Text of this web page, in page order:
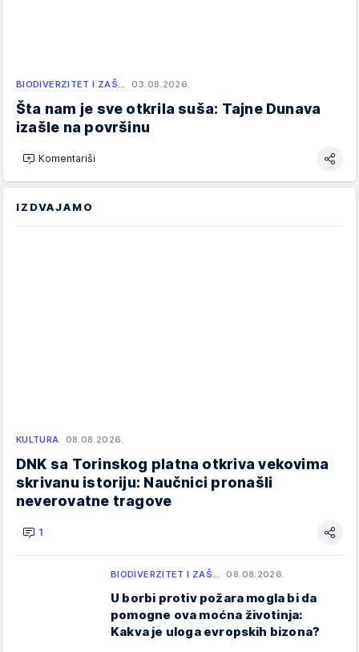
BIODIVERZITET I ZAŠ… 03.08.2026.
Šta nam je sve otkrila suša: Tajne Dunava
izašle na površinu
Komentariši
IZDVAJAMO
KULTURA 08.08.2026.
DNK sa Torinskog platna otkriva vekovima
skrivanu istoriju: Naučnici pronašli
neverovatne tragove
1
BIODIVERZITET I ZAŠ… 08.08.2026.
U borbi protiv požara mogla bi da
pomogne ova moćna životinja:
Kakva je uloga evropskih bizona?